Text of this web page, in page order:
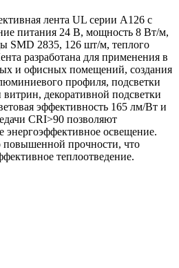
лента UL серии A126 с
питания 24 В, мощность 8 Вт/м,
SMD 2835, 126 шт/м, теплого
разработана для применения в
и офисных помещений, создания
профиля, подсветки
декоративной подсветки
эффективность 165 лм/Вт и
CRI>90 позволяют
энергоэффективное освещение.
повышенной прочности, что
теплоотведение.